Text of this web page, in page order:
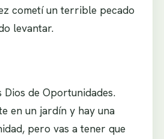
cometí un terrible pecado
levantar.
Dios de Oportunidades.
en un jardín y hay una
pero vas a tener que